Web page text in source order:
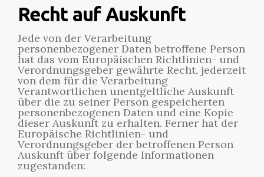
Recht auf Auskunft
Jede von der Verarbeitung
personenbezogener Daten betroffene Person
hat das vom Europäischen Richtlinien- und
Verordnungsgeber gewährte Recht, jederzeit
von dem für die Verarbeitung
Verantwortlichen unentgeltliche Auskunft
über die zu seiner Person gespeicherten
personenbezogenen Daten und eine Kopie
dieser Auskunft zu erhalten. Ferner hat der
Europäische Richtlinien- und
Verordnungsgeber der betroffenen Person
Auskunft über folgende Informationen
zugestanden: